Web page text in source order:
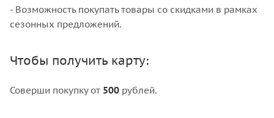
- Возможность покупать товары со скидками в рамках
сезонных предложений.
Чтобы получить карту:
Соверши покупку от 500 рублей.